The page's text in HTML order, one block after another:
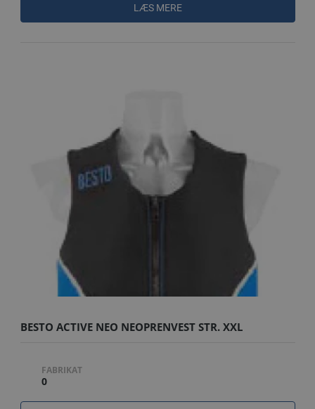
LÆS MERE
BESTO ACTIVE NEO NEOPRENVEST STR. XXL
FABRIKAT
0